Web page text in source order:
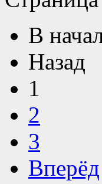
В
Назад
1
2
3
Вперёд